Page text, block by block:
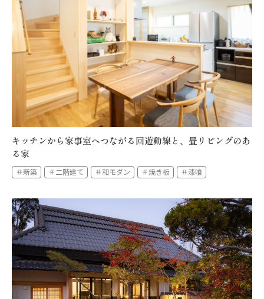
キッチンから家事室へつながる回遊動線と、畳リビングのあ
る家
＃新築 ＃二階建て ＃和モダン ＃焼き板 ＃漆喰